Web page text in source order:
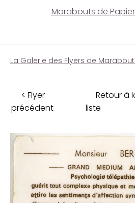
Marabouts de
La Galerie des Flyers de
< Flyer
précédent
Retour à
liste